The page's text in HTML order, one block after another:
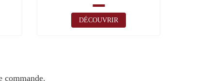
DÉCOUVRIR
commande.